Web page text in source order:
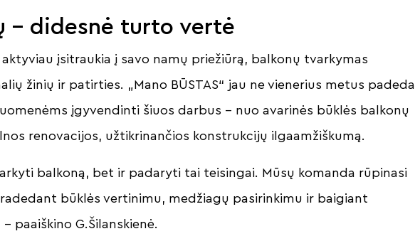
– didesnė turto vertė
įsitraukia į savo namų priežiūrą, balkonų tvarkymas
žinių ir patirties. „Mano BŪSTAS“ jau ne vienerius metus padeda
įgyvendinti šiuos darbus – nuo avarinės būklės balkonų
renovacijos, užtikrinančios konstrukcijų ilgaamžiškumą.
balkoną, bet ir padaryti tai teisingai. Mūsų komanda rūpinasi
būklės vertinimu, medžiagų pasirinkimu ir baigiant
paaiškino G.Šilanskienė.